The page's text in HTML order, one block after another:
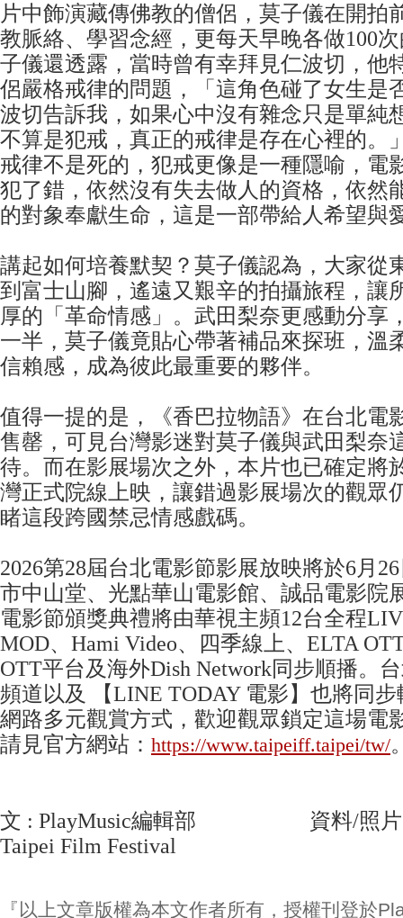
片中飾演藏傳佛教的僧侶，莫子儀在開拍
教脈絡、學習念經，更每天早晚各做100
子儀還透露，當時曾有幸拜見仁波切，他
侶嚴格戒律的問題，「這角色碰了女生是
波切告訴我，如果心中沒有雜念只是單純
不算是犯戒，真正的戒律是存在心裡的。
戒律不是死的，犯戒更像是一種隱喻，電
犯了錯，依然沒有失去做人的資格，依然
的對象奉獻生命，這是一部帶給人希望與
講起如何培養默契？莫子儀認為，大家從
到富士山腳，遙遠又艱辛的拍攝旅程，讓
厚的「革命情感」。武田梨奈更感動分享
一半，莫子儀竟貼心帶著補品來探班，溫
信賴感，成為彼此最重要的夥伴。
值得一提的是，《香巴拉物語》在台北電
售罄，可見台灣影迷對莫子儀與武田梨奈
待。而在影展場次之外，本片也已確定將
灣正式院線上映，讓錯過影展場次的觀眾
睹這段跨國禁忌情感戲碼。
2026第28屆台北電影節影展放映將於6月
市中山堂、光點華山電影館、誠品電影院
電影節頒獎典禮將由華視主頻12台全程
MOD、Hami Video、四季線上、ELTA
OTT平台及海外Dish Network同步順播。
頻道以及 【LINE TODAY 電影】也將同
網路多元觀賞方式，歡迎觀眾鎖定這場電
請見官方網站： https://www.taipeiff.taipei/tw/
文 : PlayMusic編輯部 資料/照片 :
Taipei Film Festival
『以上文章版權為本文作者所有，授權刊登於